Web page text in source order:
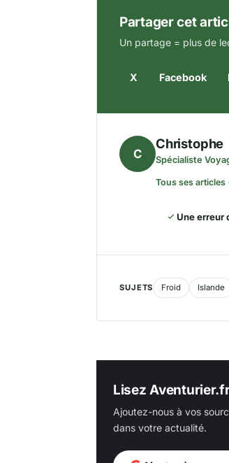
Partager cet
Un partage = plus de
X Facebook
C
Christophe
Spécialiste
Tous ses articles
Une erreur
SUJETS Froid Islande
Lisez
Ajoutez-nous à vos
dans votre actualité.